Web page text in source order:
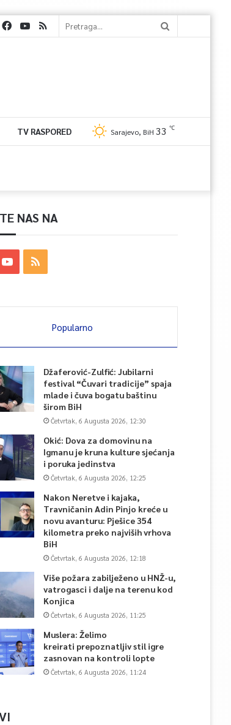
TV RASPORED Sarajevo, BiH 33 ℃
NAS NA
Popularno
Džaferović-Zulfić: Jubilarni
festival “Čuvari tradicije” spaja
mlade i čuva bogatu baštinu
širom BiH
Četvrtak, 6 Augusta 2026, 12:30
Okić: Dova za domovinu na
Igmanu je kruna kulture sjećanja
i poruka jedinstva
Četvrtak, 6 Augusta 2026, 12:25
Nakon Neretve i kajaka,
Travničanin Adin Pinjo kreće u
novu avanturu: Pješice 354
kilometra preko najviših vrhova
BiH
Četvrtak, 6 Augusta 2026, 12:18
Više požara zabilježeno u HNŽ-u,
vatrogasci i dalje na terenu kod
Konjica
Četvrtak, 6 Augusta 2026, 11:25
Muslera: Želimo
kreirati prepoznatljiv stil igre
zasnovan na kontroli lopte
Četvrtak, 6 Augusta 2026, 11:24